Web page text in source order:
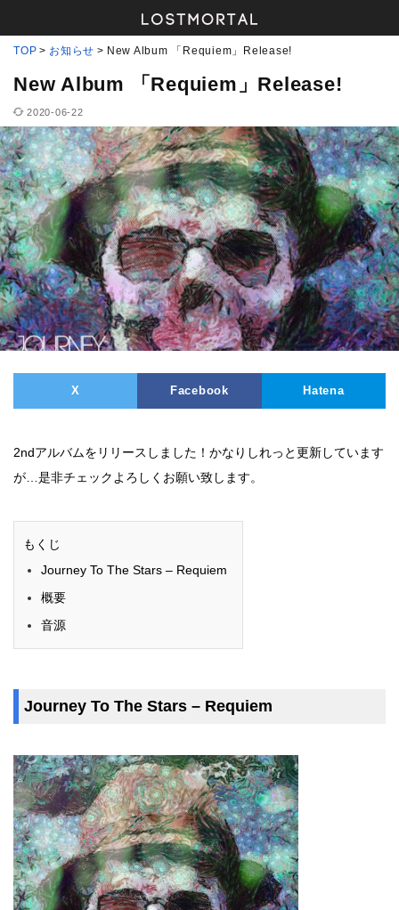
TOP お知らせ New Album 「Requiem」Release!
New Album 「Requiem」Release!
2020-06-22
X Facebook Hatena
2ndアルバムをリリースしました！かなりしれっと更新しています
が…是非チェックよろしくお願い致します。
もくじ
Journey To The Stars – Requiem
概要
音源
Journey To The Stars – Requiem